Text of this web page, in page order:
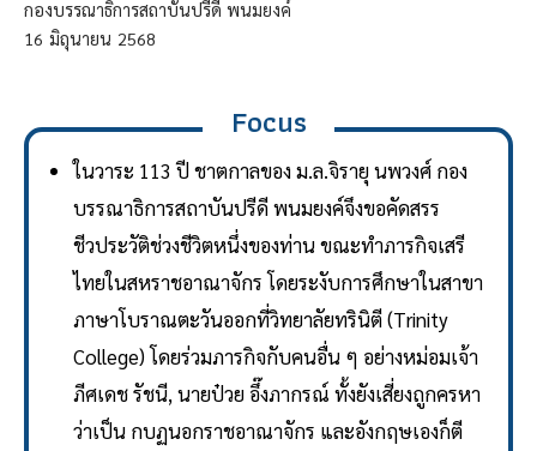
กองบรรณาธิการสถาบันปรีดี พนมยงค์
16 มิถุนายน 2568
Focus
ในวาระ 113 ปี ชาตกาลของ ม.ล.จิรายุ นพวงศ์ กอง
บรรณาธิการสถาบันปรีดี พนมยงค์จึงขอคัดสรร
ชีวประวัติช่วงชีวิตหนึ่งของท่าน ขณะทำภารกิจเสรี
ไทยในสหราชอาณาจักร โดยระงับการศึกษาในสาขา
ภาษาโบราณตะวันออกที่วิทยาลัยทรินิตี (Trinity
College) โดยร่วมภารกิจกับคนอื่น ๆ อย่างหม่อมเจ้า
ภีศเดช รัชนี, นายป๋วย อึ๊งภากรณ์ ทั้งยังเสี่ยงถูกครหา
ว่าเป็น กบฏนอกราชอาณาจักร และอังกฤษเองก็ตี